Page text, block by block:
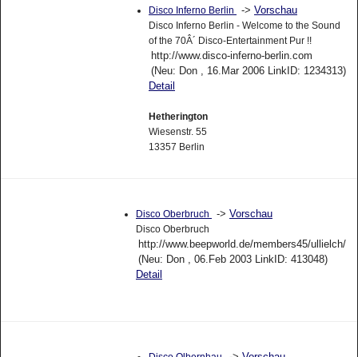
Disco Inferno Berlin -> Vorschau
Disco Inferno Berlin - Welcome to the Sound
of the 70Â´ Disco-Entertainment Pur !!
http://www.disco-inferno-berlin.com
(Neu: Don , 16.Mar 2006 LinkID: 1234313)
Detail
Hetherington
Wiesenstr. 55
13357 Berlin
Disco Oberbruch -> Vorschau
Disco Oberbruch
http://www.beepworld.de/members45/ullielch/
(Neu: Don , 06.Feb 2003 LinkID: 413048)
Detail